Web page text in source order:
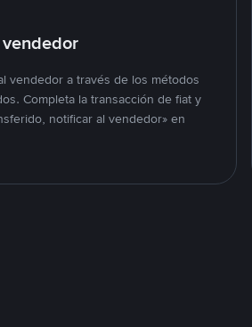
vendedor a través de los métodos
Completa la transacción de fiat y
notificar al vendedor» en